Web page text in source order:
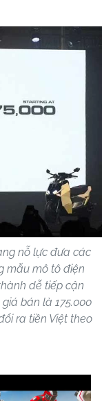
nỗ lực đưa các
mẫu mô tô điện
dễ tiếp cận
bán là 175.000
ra tiền Việt theo